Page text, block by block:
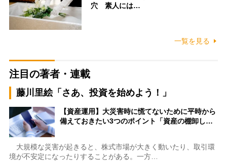
穴 素人には…
一覧を見る
注目の著者・連載
藤川里絵「さあ、投資を始めよう！」
【資産運用】大災害時に慌てないために平時から
備えておきたい3つのポイント「資産の棚卸し…
大規模な災害が起きると、株式市場が大きく動いたり、取引環
境が不安定になったりすることがある。一方…